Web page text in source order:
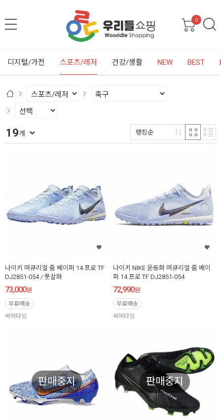
0
디지털/가전 스포츠/레저 건강/생활 NEW BEST
19개 랭킹순
나이키 머큐리얼 줌 베이퍼 14 프로 TF
DJ2851-054 / 풋살화
73,000원
무료배송
써머타임
나이키 NIKE 운동화 머큐리얼 줌 베이
퍼 14 프로 TF DJ2851-054
72,990원
무료배송
써머타임
판매중지 판매중지